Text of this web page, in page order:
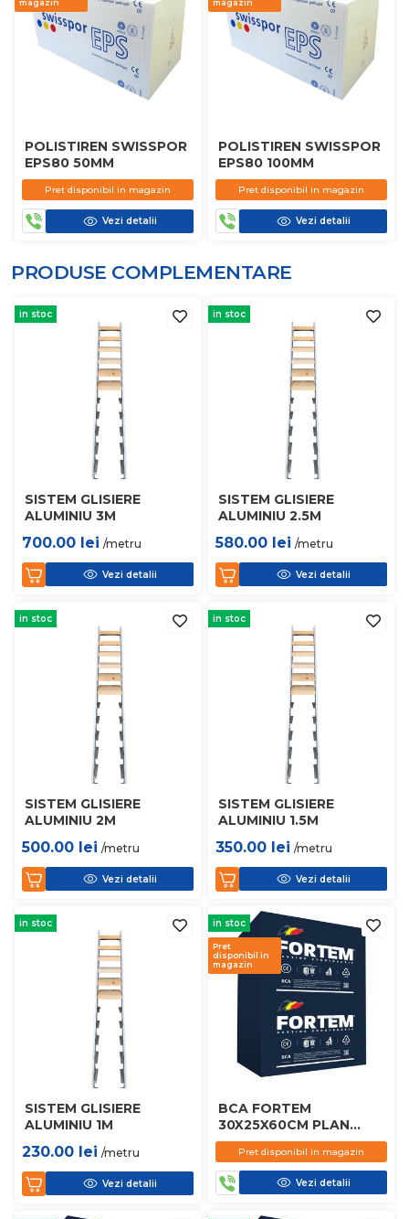
magazin
POLISTIREN SWISSPOR
EPS80 50MM
Pret disponibil in magazin
Vezi detalii
magazin
POLISTIREN SWISSPOR
EPS80 100MM
Pret disponibil in magazin
Vezi detalii
PRODUSE COMPLEMENTARE
in stoc
SISTEM GLISIERE
ALUMINIU 3M
700.00 lei /metru
Vezi detalii
in stoc
SISTEM GLISIERE
ALUMINIU 2.5M
580.00 lei /metru
Vezi detalii
in stoc
SISTEM GLISIERE
ALUMINIU 2M
500.00 lei /metru
Vezi detalii
in stoc
SISTEM GLISIERE
ALUMINIU 1.5M
350.00 lei /metru
Vezi detalii
in stoc
SISTEM GLISIERE
ALUMINIU 1M
230.00 lei /metru
Vezi detalii
in stoc
Pret
disponibil in
magazin
BCA FORTEM
30X25X60CM PLAN
D450
Pret disponibil in magazin
Vezi detalii